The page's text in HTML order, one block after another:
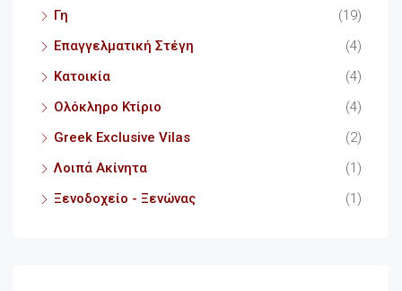
Γη
(19)
Επαγγελματική Στέγη
(4)
Κατοικία
(4)
Ολόκληρο Κτίριο
(4)
Greek Exclusive Vilas
(2)
Λοιπά Ακίνητα
(1)
Ξενοδοχείο - Ξενώνας
(1)